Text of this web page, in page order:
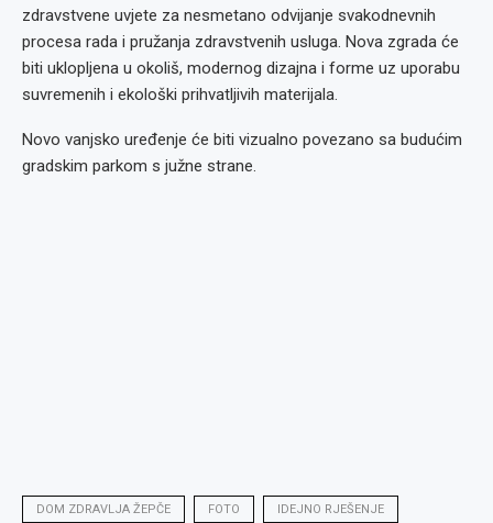
zdravstvene uvjete za nesmetano odvijanje svakodnevnih
procesa rada i pružanja zdravstvenih usluga. Nova zgrada će
biti uklopljena u okoliš, modernog dizajna i forme uz uporabu
suvremenih i ekološki prihvatljivih materijala.
Novo vanjsko uređenje će biti vizualno povezano sa budućim
gradskim parkom s južne strane.
DOM ZDRAVLJA ŽEPČE FOTO IDEJNO RJEŠENJE